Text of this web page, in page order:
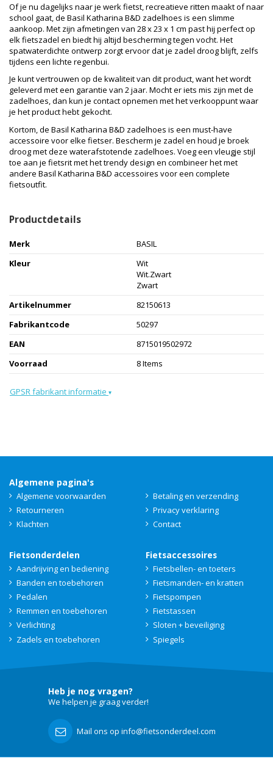
Of je nu dagelijks naar je werk fietst, recreatieve ritten maakt of naar
school gaat, de Basil Katharina B&D zadelhoes is een slimme
aankoop. Met zijn afmetingen van 28 x 23 x 1 cm past hij perfect op
elk fietszadel en biedt hij altijd bescherming tegen vocht. Het
spatwaterdichte ontwerp zorgt ervoor dat je zadel droog blijft, zelfs
tijdens een lichte regenbui.
Je kunt vertrouwen op de kwaliteit van dit product, want het wordt
geleverd met een garantie van 2 jaar. Mocht er iets mis zijn met de
zadelhoes, dan kun je contact opnemen met het verkooppunt waar
je het product hebt gekocht.
Kortom, de Basil Katharina B&D zadelhoes is een must-have
accessoire voor elke fietser. Bescherm je zadel en houd je broek
droog met deze waterafstotende zadelhoes. Voeg een vleugje stijl
toe aan je fietsrit met het trendy design en combineer het met
andere Basil Katharina B&D accessoires voor een complete
fietsoutfit.
Productdetails
Merk
BASIL
Kleur
Wit
Wit.Zwart
Zwart
Artikelnummer
82150613
Fabrikantcode
50297
EAN
8715019502972
Voorraad
8 Items
GPSR fabrikant informatie ▾
Algemene pagina's
Algemene voorwaarden
Betaling en verzending
Retourneren
Privacy verklaring
Klachten
Contact
Fietsonderdelen
Aandrijving en bediening
Banden en toebehoren
Pedalen
Remmen en toebehoren
Verlichting
Zadels en toebehoren
Fietsaccessoires
Fietsbellen- en toeters
Fietsmanden- en kratten
Fietspompen
Fietstassen
Sloten + beveiliging
Spiegels
Heb je nog vragen?
We helpen je graag verder!
Mail ons op info@fietsonderdeel.com